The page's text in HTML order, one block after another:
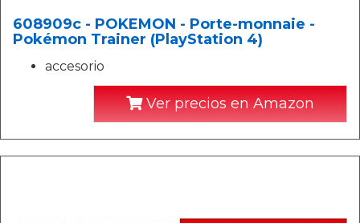
608909c - POKEMON - Porte-monnaie -
Pokémon Trainer (PlayStation 4)
accesorio
Ver precios en Amazon